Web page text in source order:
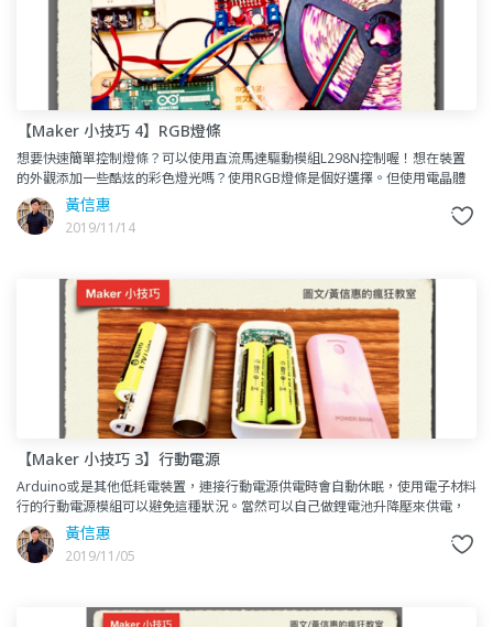
【Maker 小技巧 4】RGB燈條
想要快速簡單控制燈條？可以使用直流馬達驅動模組L298N控制喔！想在裝置
的外觀添加一些酷炫的彩色燈光嗎？使用RGB燈條是個好選擇。但使用電晶體
控制RGB燈條對於非相關科系的人來說，不僅要依據燈條電流電
黃信惠
2019/11/14
【Maker 小技巧 3】行動電源
Arduino或是其他低耗電裝置，連接行動電源供電時會自動休眠，使用電子材料
行的行動電源模組可以避免這種狀況。當然可以自己做鋰電池升降壓來供電，
但是行動電源方便又穩定。一般的行動電源會在手機充飽電時自
黃信惠
2019/11/05